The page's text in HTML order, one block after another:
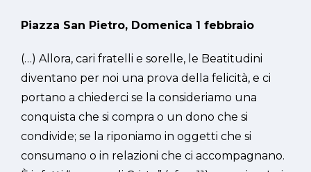
Piazza San Pietro, Domenica 1 febbraio
(…) Allora, cari fratelli e sorelle, le Beatitudini
diventano per noi una prova della felicità, e ci
portano a chiederci se la consideriamo una
conquista che si compra o un dono che si
condivide; se la riponiamo in oggetti che si
consumano o in relazioni che ci accompagnano.